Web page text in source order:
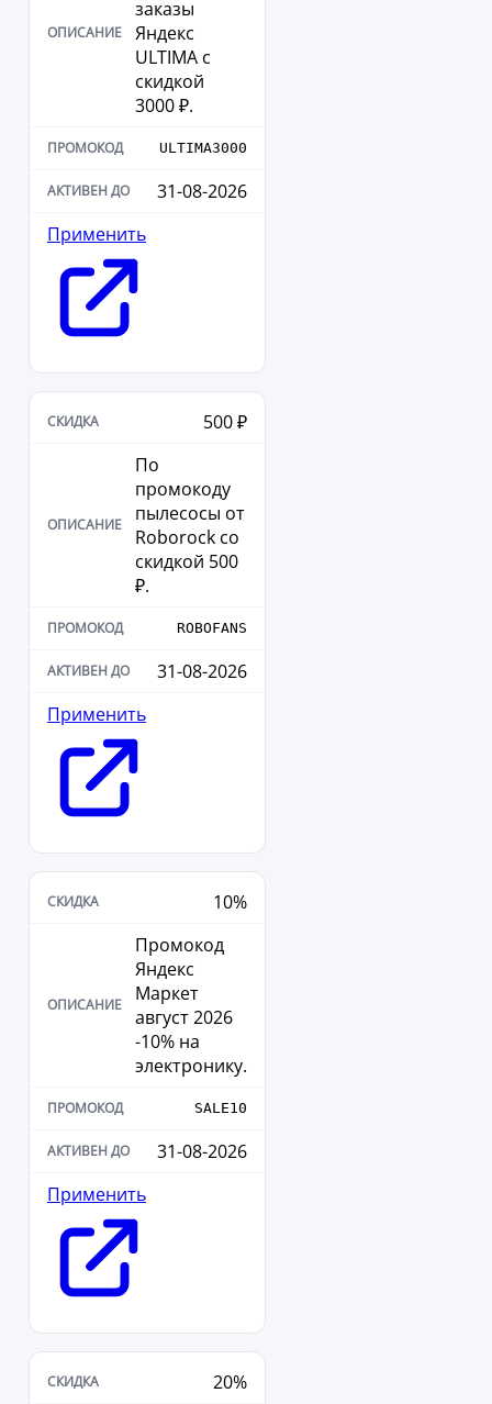
заказы
Яндекс
ULTIMA с
скидкой
3000 ₽.
ULTIMA3000
31-08-2026
Применить
500 ₽
По
промокоду
пылесосы от
Roborock со
скидкой 500
₽.
ROBOFANS
31-08-2026
Применить
10%
Промокод
Яндекс
Маркет
август 2026
-10% на
электронику.
SALE10
31-08-2026
Применить
20%